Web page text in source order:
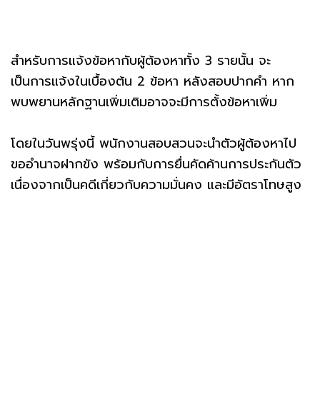
สำหรับการแจ้งข้อหากับผู้ต้องหาทั้ง 3 รายนั้น จะ
เป็นการแจ้งในเบื้องต้น 2 ข้อหา หลังสอบปากคำ หาก
พบพยานหลักฐานเพิ่มเติมอาจจะมีการตั้งข้อหาเพิ่ม
โดยในวันพรุ่งนี้ พนักงานสอบสวนจะนำตัวผู้ต้องหาไป
ขออำนาจฝากขัง พร้อมกับการยื่นคัดค้านการประกันตัว
เนื่องจากเป็นคดีเกี่ยวกับความมั่นคง และมีอัตราโทษสูง